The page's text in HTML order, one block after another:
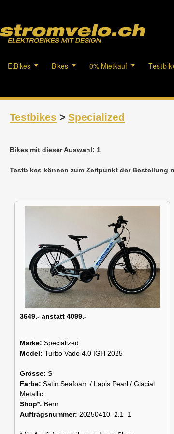
E:Bikes Bikes 0% Mietkauf
Testbikes > Specialized
Bikes mit dieser Auswahl: 1
Testbikes können zum Zeitpunkt der Bestellung
3649.- anstatt 4099.-
Marke: Specialized
Model: Turbo Vado 4.0 IGH 2025
Grösse: S
Farbe: Satin Seafoam / Lapis Pearl / Glacial
Metallic
Shop*: Bern
Auftragsnummer: 20250410_2.1_1